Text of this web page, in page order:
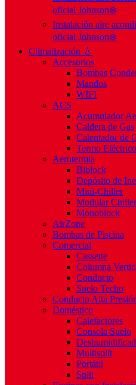
oficial Johnson❄️
Instalación aire
oficial Johnson❄️
Climatización 💧
Accesorios
Bombas
Mandos
WIFI
ACS
Acumulador
Caldera de Gas
Calentador de
Termo Eléctrico
Aerotermia
Biblock
Depósito de
Mini-Chiller
Modular Chiller
Monoblock
AirZone
Bombas de Piscina
Comercial
Cassette
Columna
Conducto
Suelo Techo
Conducto Alta
Doméstico
Calefactores
Consola Suelo
Multisplit
Portátil
Split